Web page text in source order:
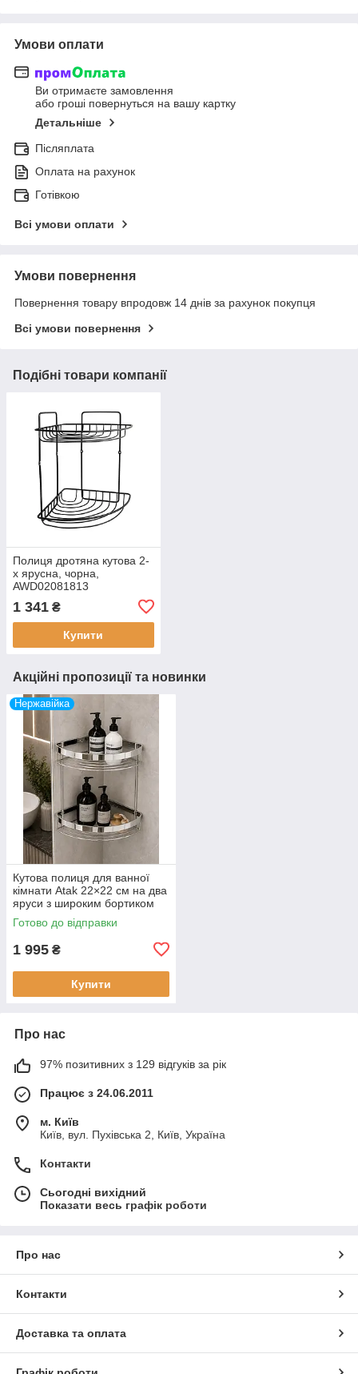
Умови оплати
Ви отримаєте замовлення
або гроші повернуться на вашу картку
Детальніше
Післяплата
Оплата на рахунок
Готівкою
Всі умови оплати
Умови повернення
Повернення товару впродовж 14 днів за рахунок покупця
Всі умови повернення
Подібні товари компанії
Полиця дротяна кутова 2-
х ярусна, чорна,
AWD02081813
1 341 ₴
Купити
Акційні пропозиції та новинки
Нержавійка
Кутова полиця для ванної
кімнати Atak 22×22 см на два
яруси з широким бортиком
18 мм (нержавіюча сталь)
2030431LUX
Готово до відправки
1 995 ₴
Купити
Про нас
97% позитивних з 129 відгуків за рік
Працює з 24.06.2011
м. Київ
Київ, вул. Пухівська 2, Київ, Україна
Контакти
Сьогодні вихідний
Показати весь графік роботи
Про нас
Контакти
Доставка та оплата